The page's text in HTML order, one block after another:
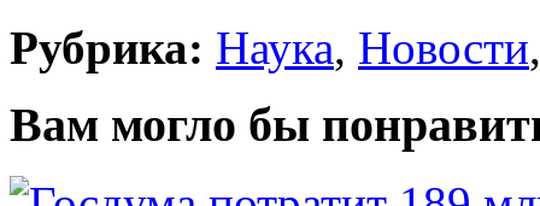
Рубрика: Наука, Новости
Вам могло бы